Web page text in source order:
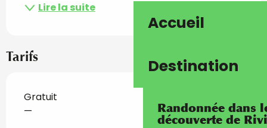
Accueil
Destination
Randonnée dans
découverte de
Lire la suite
Tarifs
Gratuit
—